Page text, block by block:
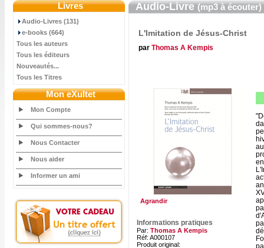
Livres
Audio-Livres (131)
e-books (664)
Tous les auteurs
Tous les éditeurs
Nouveautés...
Tous les Titres
Mon eXultet
Mon Compte
Qui sommes-nous?
Nous Contacter
Nous aider
Informer un ami
Audio-Livre(mp3 à écouter)
L'Imitation de Jésus-Christ
par Thomas A Kempis
Agrandir
Informations pratiques
Par: Thomas A Kempis
Réf: A000107
Produit original: